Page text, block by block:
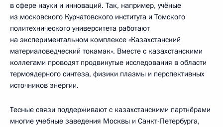
в сфере науки и инноваций. Так, например, учёные
из московского Курчатовского института и Томского
политехнического университета работают
на экспериментальном комплексе «Казахстанский
материаловедческий токамак». Вместе с казахстанскими
коллегами проводят продвинутые исследования в области
термоядерного синтеза, физики плазмы и перспективных
источников энергии.
Тесные связи поддерживают с казахстанскими партнёрами
многие учебные заведения Москвы и Санкт-Петербурга,